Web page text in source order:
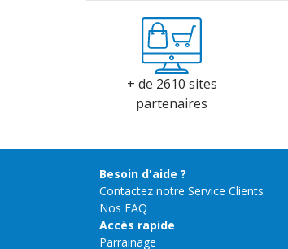
+ de 2610 sites
partenaires
Besoin d'aide ?
Contactez notre Service Clients
Nos FAQ
Accès rapide
Parrainage